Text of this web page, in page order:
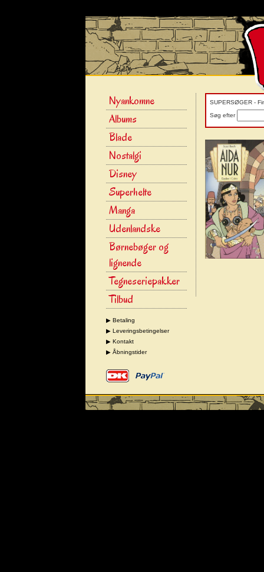
Nyankomne
Albums
Blade
Nostalgi
Disney
Superhelte
Manga
Udenlandske
Børnebøger og
lignende
Tegneseriepakker
Tilbud
▶ Betaling
▶ Leveringsbetingelser
▶ Kontakt
▶ Åbningstider
SUPERSØGER -
Søg efter